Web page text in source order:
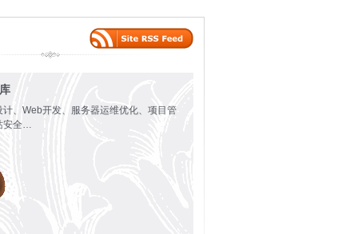
、Web开发、服务器运维优化、项目管
安全…